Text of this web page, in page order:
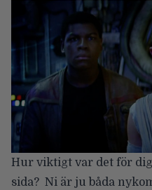
Hur viktigt var det för
sida? Ni är ju båda